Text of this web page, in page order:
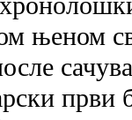
њеном